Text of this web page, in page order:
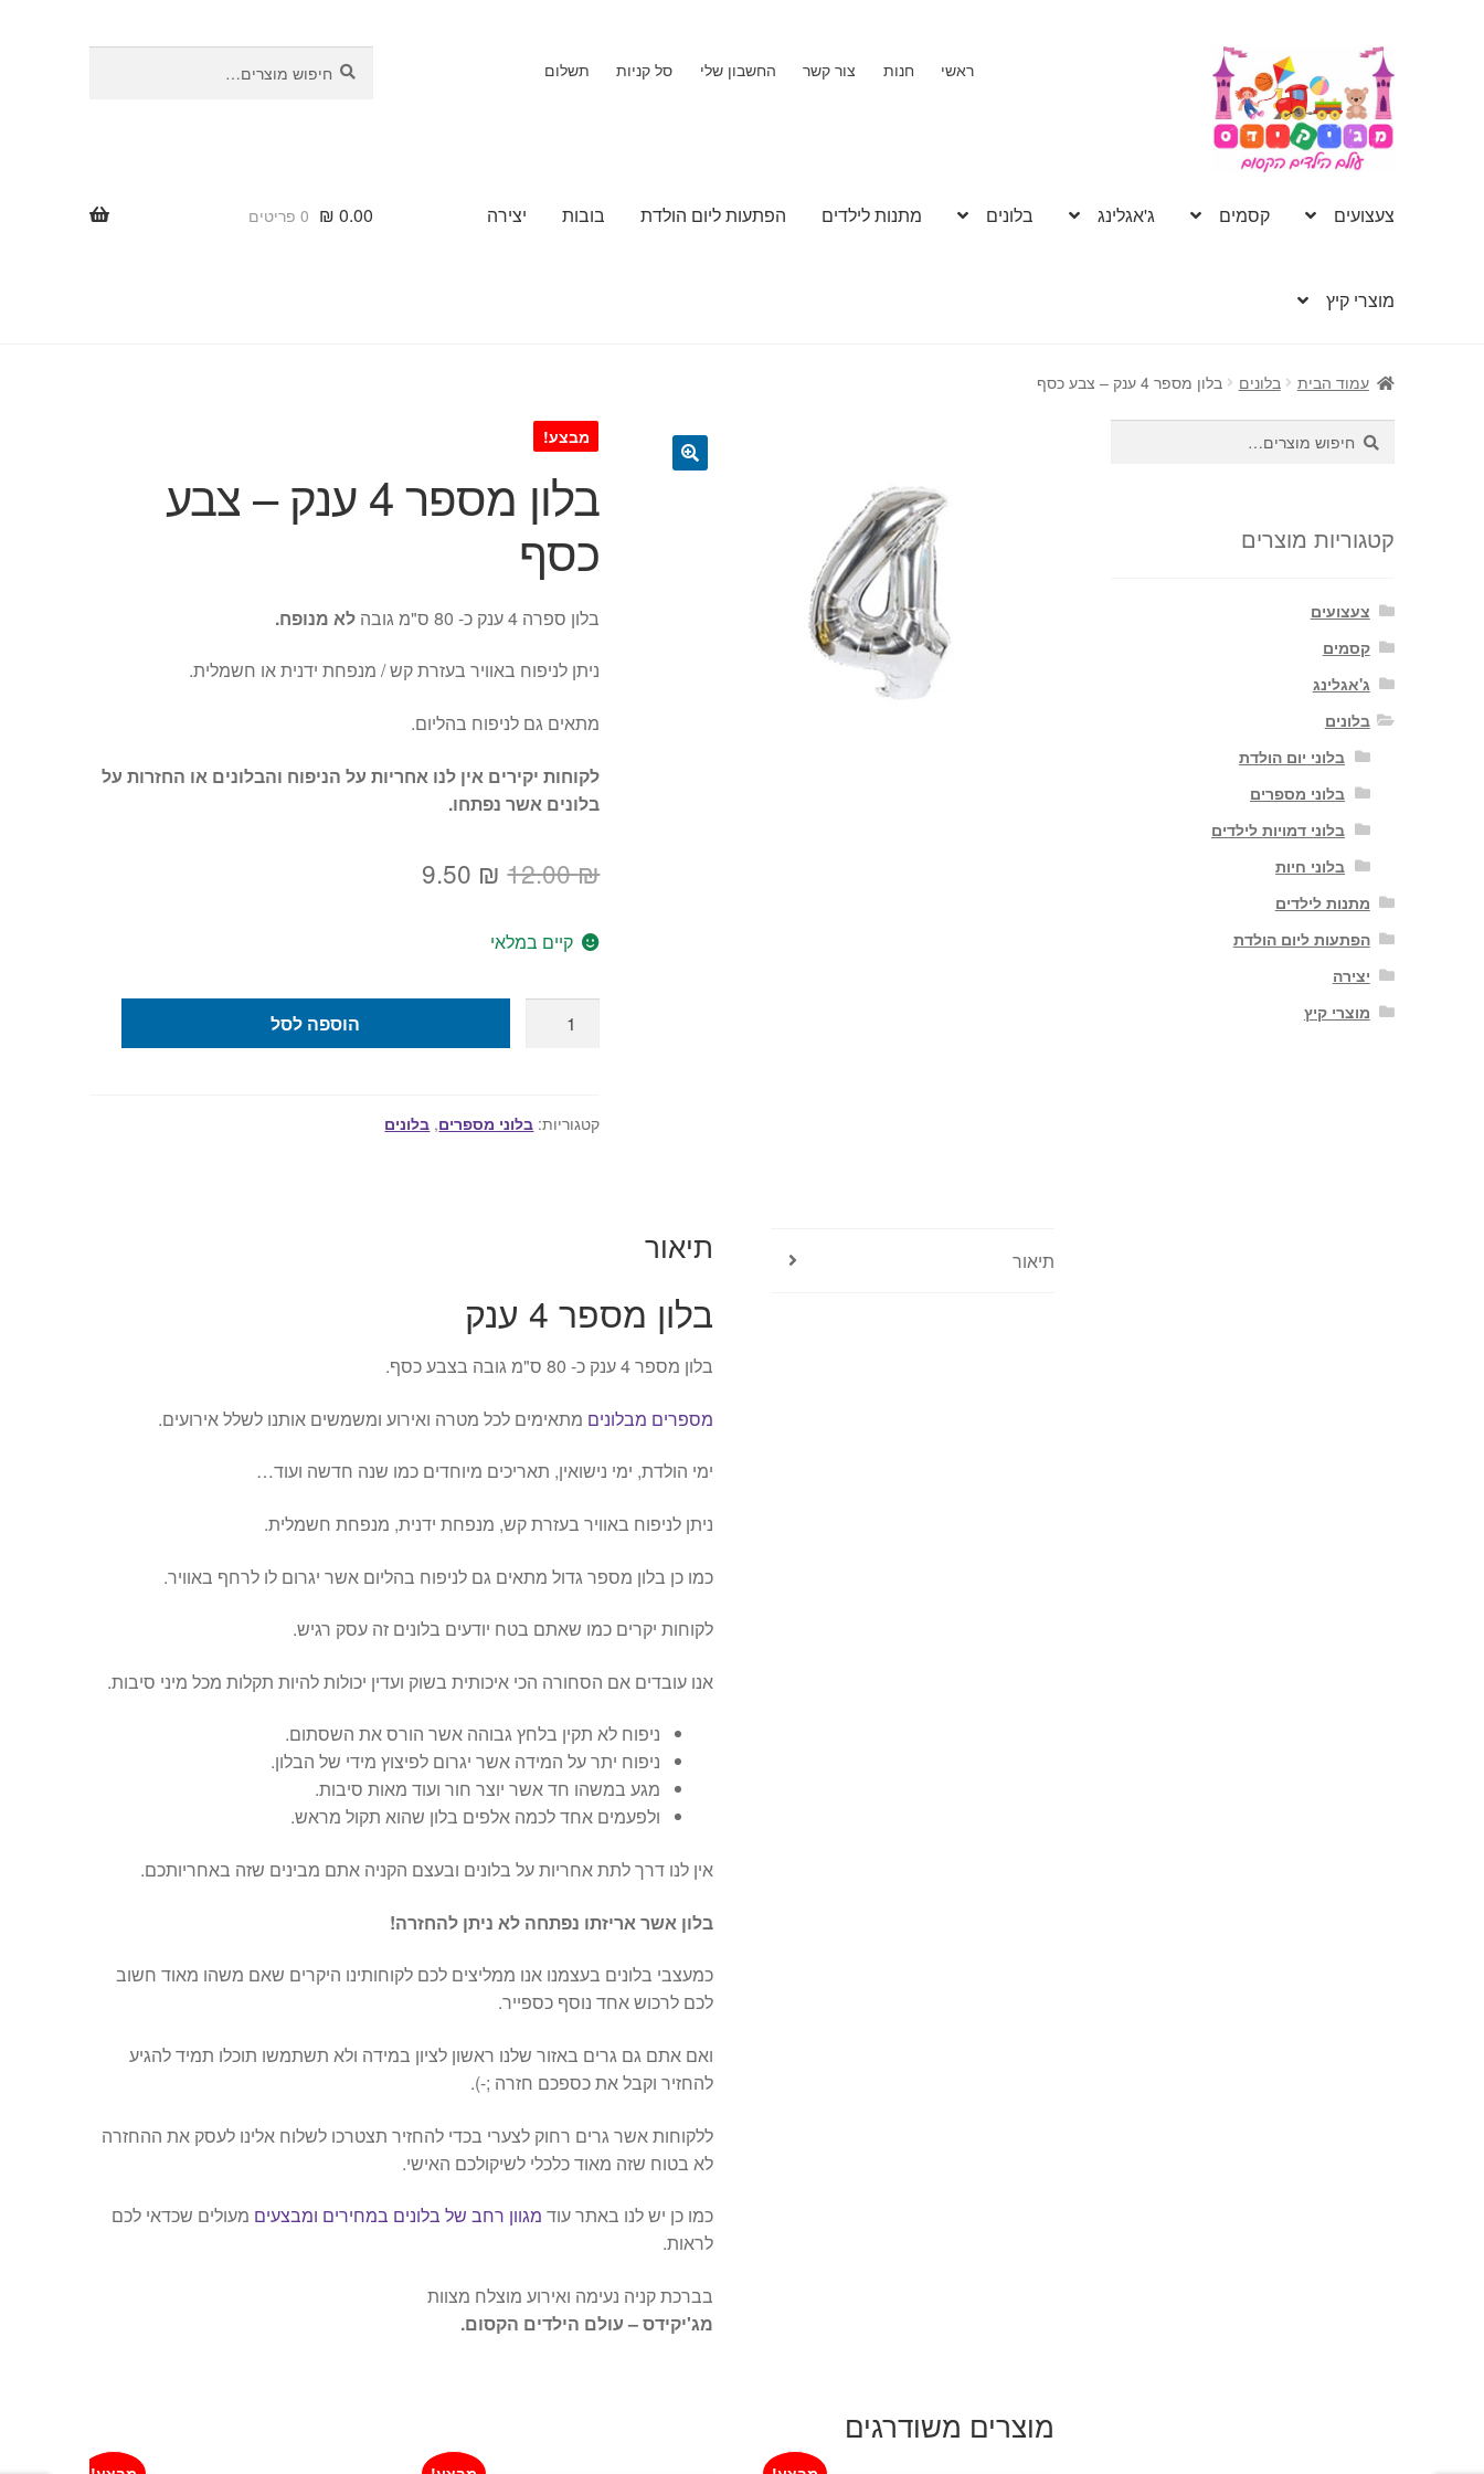
דלג
לניווט
לדלג
לתוכן
ראשי חנות צור קשר החשבון שלי סל קניות תשלום
עבור:
צעצועים קסמים ג'אגלינג בלונים מתנות לילדים הפתעות ליום הולדת בובות יצירה
מוצרי קיץ
0.00
₪ 0 פריטים
עמוד הבית בלונים בלון מספר 4 ענק – צבע כסף
מבצע!
בלון מספר 4 ענק – צבע
כסף
בלון ספרה 4 ענק כ- 80 ס"מ גובה לא מנופח.
ניתן לניפוח באוויר בעזרת קש / מנפחת ידנית או חשמלית.
מתאים גם לניפוח בהליום.
לקוחות יקירים אין לנו אחריות על הניפוח והבלונים או החזרות על
בלונים אשר נפתחו.
12.00₪
המחיר
היה:
12.00 ₪.
9.50 ₪
המחיר
9.50 ₪.
קיים במלאי
4
הוספה לסל
קטגוריות: בלוני מספרים, בלונים
תיאור תיאור
בלון מספר 4 ענק
בלון מספר 4 ענק כ- 80 ס"מ גובה בצבע כסף.
מספרים מבלונים מתאימים לכל מטרה ואירוע ומשמשים אותנו לשלל אירועים.
ימי הולדת, ימי נישואין, תאריכים מיוחדים כמו שנה חדשה ועוד…
ניתן לניפוח באוויר בעזרת קש, מנפחת ידנית, מנפחת חשמלית.
כמו כן בלון מספר גדול מתאים גם לניפוח בהליום אשר יגרום לו לרחף באוויר.
לקוחות יקרים כמו שאתם בטח יודעים בלונים זה עסק רגיש.
אנו עובדים אם הסחורה הכי איכותית בשוק ועדין יכולות להיות תקלות מכל מיני סיבות.
ניפוח לא תקין בלחץ גבוהה אשר הורס את השסתום.
ניפוח יתר על המידה אשר יגרום לפיצוץ מידי של הבלון.
מגע במשהו חד אשר יוצר חור ועוד מאות סיבות.
ולפעמים אחד לכמה אלפים בלון שהוא תקול מראש.
אין לנו דרך לתת אחריות על בלונים ובעצם הקניה אתם מבינים שזה באחריותכם.
בלון אשר אריזתו נפתחה לא ניתן להחזרה!
כמעצבי בלונים בעצמנו אנו ממליצים לכם לקוחותינו היקרים שאם משהו מאוד חשוב
לכם לרכוש אחד נוסף כספייר.
ואם אתם גם גרים באזור שלנו ראשון לציון במידה ולא תשתמשו תוכלו תמיד להגיע
להחזיר וקבל את כספכם חזרה ;-).
ללקוחות אשר גרים רחוק לצערי בכדי להחזיר תצטרכו לשלוח אלינו לעסק את ההחזרה
לא בטוח שזה מאוד כלכלי לשיקולכם האישי.
כמו כן יש לנו באתר עוד מגוון רחב של בלונים במחירים ומבצעים מעולים שכדאי לכם
לראות.
בברכת קניה נעימה ואירוע מוצלח מצוות
מג'יקידס – עולם הילדים הקסום.
מוצרים משודרגים
חיפוש
עבור:
חיפוש
קטגוריות מוצרים
צעצועים
קסמים
ג'אגלינג
בלונים
בלוני יום הולדת
בלוני מספרים
בלוני דמויות לילדים
בלוני חיות
מתנות לילדים
הפתעות ליום הולדת
יצירה
מוצרי קיץ